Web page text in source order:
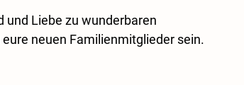
und Liebe zu wunderbaren
neuen Familienmitglieder sein.